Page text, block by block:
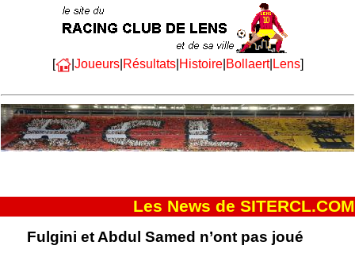
[ | Joueurs| Résultats| Histoire| Bollaert| Lens]
Les News de SITERCL.COM
Fulgini et Abdul Samed n’ont pas joué